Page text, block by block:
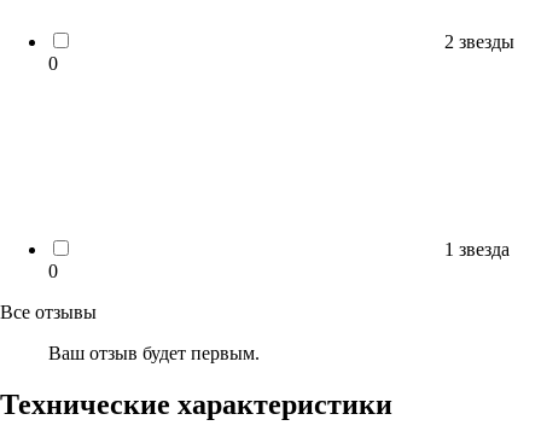
2 звезды
0
1 звезда
0
Все отзывы
Ваш отзыв будет первым.
Технические характеристики